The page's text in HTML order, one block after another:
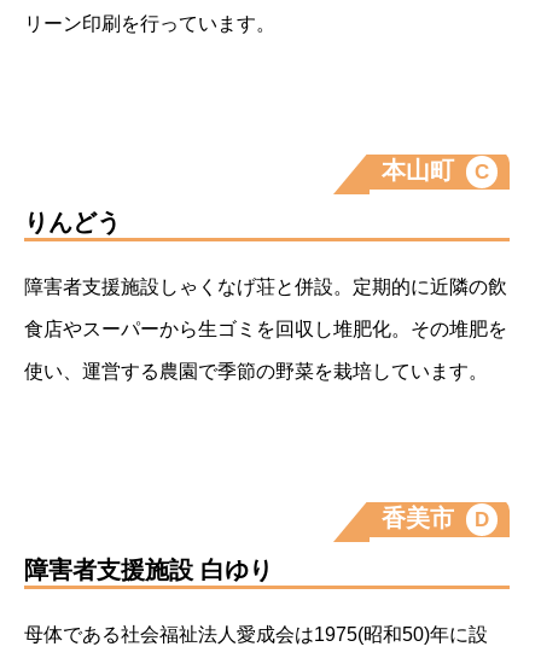
リーン印刷を行っています。
りんどう
本山町 C
障害者支援施設しゃくなげ荘と併設。定期的に近隣の飲
食店やスーパーから生ゴミを回収し堆肥化。その堆肥を
使い、運営する農園で季節の野菜を栽培しています。
障害者支援施設 白ゆり
香美市 D
母体である社会福祉法人愛成会は1975(昭和50)年に設